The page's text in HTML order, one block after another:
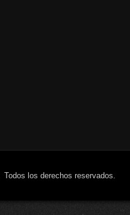
Todos los derechos reservados.